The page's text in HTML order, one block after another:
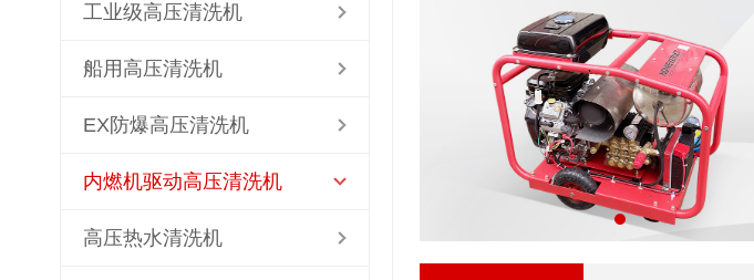
工业级高压清洗机
船用高压清洗机
EX防爆高压清洗机
内燃机驱动高压清洗机
高压热水清洗机